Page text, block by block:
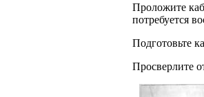
Проложите
потребуется
Подготовьте
Просверлите